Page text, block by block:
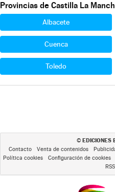
Provincias de Castilla La
Albacete
Cuenca
Toledo
© EDICIONES
Contacto Venta de contenidos
Política cookies
Configuración de cookies
RSS